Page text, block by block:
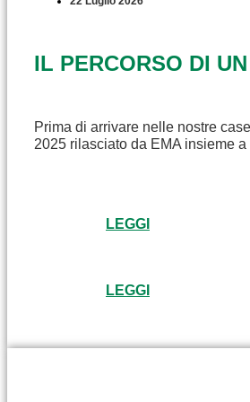
IL PERCORSO DI
Prima di arrivare nelle nostre
2025 rilasciato da EMA insieme
LEGGI
LEGGI